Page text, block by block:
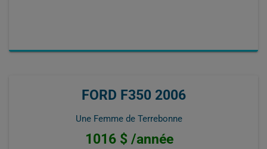
FORD F350 2006
Une Femme de Terrebonne
1016 $ /année